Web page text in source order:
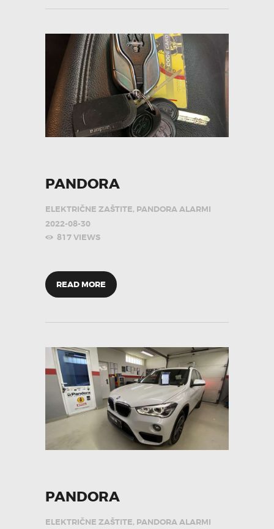
PANDORA
ELEKTRIČNE ZAŠTITE, PANDORA ALARMI
2022-08-30
817VIEWS
READ MORE
PANDORA
ELEKTRIČNE ZAŠTITE, PANDORA ALARMI